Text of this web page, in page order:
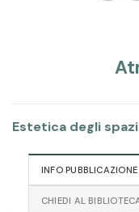
Estetica degli
INFO PUBBLICAZIONE
CHIEDI AL